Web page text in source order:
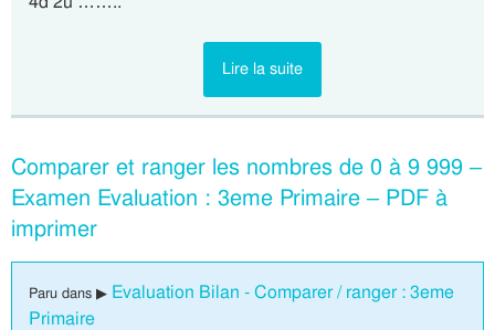
Lire la suite
Comparer et ranger les nombres de 0 à 9 999 –
Examen Evaluation : 3eme Primaire – PDF à
imprimer
Paru dans ▶ Evaluation Bilan - Comparer / ranger : 3eme
Primaire